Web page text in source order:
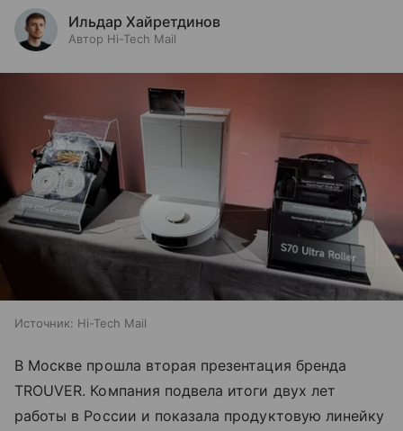
Ильдар Хайретдинов
Автор Hi-Tech Mail
Источник: Hi-Tech Mail
В Москве прошла вторая презентация бренда
TROUVER. Компания подвела итоги двух лет
работы в России и показала продуктовую линейку